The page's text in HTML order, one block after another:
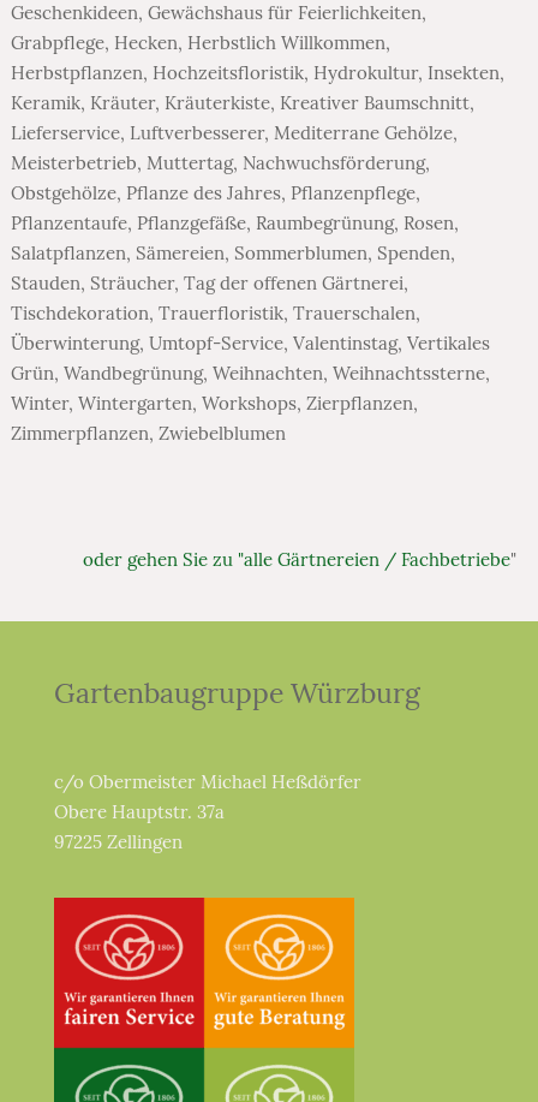
Geschenkideen, Gewächshaus für Feierlichkeiten,
Grabpflege, Hecken, Herbstlich Willkommen,
Herbstpflanzen, Hochzeitsfloristik, Hydrokultur, Insekten,
Keramik, Kräuter, Kräuterkiste, Kreativer Baumschnitt,
Lieferservice, Luftverbesserer, Mediterrane Gehölze,
Meisterbetrieb, Muttertag, Nachwuchsförderung,
Obstgehölze, Pflanze des Jahres, Pflanzenpflege,
Pflanzentaufe, Pflanzgefäße, Raumbegrünung, Rosen,
Salatpflanzen, Sämereien, Sommerblumen, Spenden,
Stauden, Sträucher, Tag der offenen Gärtnerei,
Tischdekoration, Trauerfloristik, Trauerschalen,
Überwinterung, Umtopf-Service, Valentinstag, Vertikales
Grün, Wandbegrünung, Weihnachten, Weihnachtssterne,
Winter, Wintergarten, Workshops, Zierpflanzen,
Zimmerpflanzen, Zwiebelblumen
oder gehen Sie zu "alle Gärtnereien / Fachbetriebe"
Gartenbaugruppe Würzburg
c/o Obermeister Michael Heßdörfer
Obere Hauptstr. 37a
97225 Zellingen